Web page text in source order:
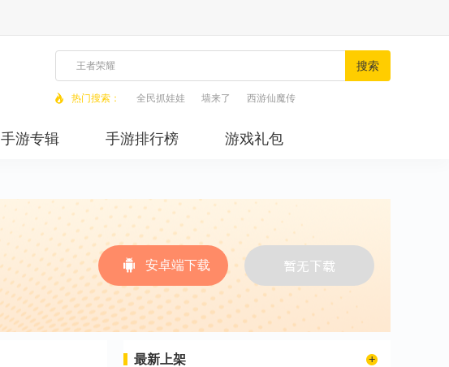
搜索
热门搜索： 全民抓娃娃 墙来了 西游仙魔传
手游专辑 手游排行榜 游戏礼包
安卓端下载
最新上架